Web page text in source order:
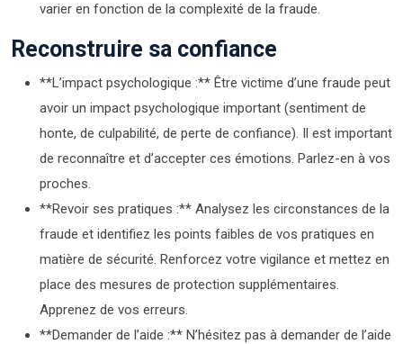
varier en fonction de la complexité de la fraude.
Reconstruire sa confiance
**L’impact psychologique :** Être victime d’une fraude peut
avoir un impact psychologique important (sentiment de
honte, de culpabilité, de perte de confiance). Il est important
de reconnaître et d’accepter ces émotions. Parlez-en à vos
proches.
**Revoir ses pratiques :** Analysez les circonstances de la
fraude et identifiez les points faibles de vos pratiques en
matière de sécurité. Renforcez votre vigilance et mettez en
place des mesures de protection supplémentaires.
Apprenez de vos erreurs.
**Demander de l’aide :** N’hésitez pas à demander de l’aide